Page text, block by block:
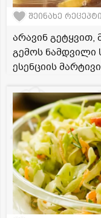
შეინახე რეცეპტი
არავინ გეტყვით,
გემოს
ესენციის